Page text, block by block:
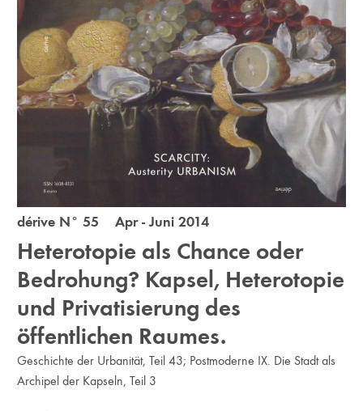
dérive N° 55 Apr - Juni 2014
Heterotopie als Chance oder
Bedrohung? Kapsel, Heterotopie
und Privatisierung des
öffentlichen Raumes.
Geschichte der Urbanität, Teil 43; Postmoderne IX. Die Stadt als
Archipel der Kapseln, Teil 3